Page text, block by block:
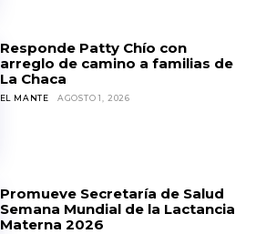
Responde Patty Chío con
arreglo de camino a familias de
La Chaca
EL MANTE AGOSTO 1, 2026
Promueve Secretaría de Salud
Semana Mundial de la Lactancia
Materna 2026